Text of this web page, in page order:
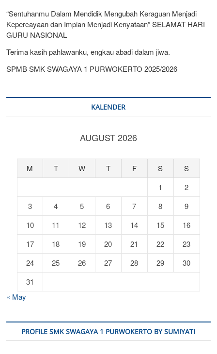
“Sentuhanmu Dalam Mendidik Mengubah Keraguan Menjadi
Kepercayaan dan Impian Menjadi Kenyataan” SELAMAT HARI
GURU NASIONAL
Terima kasih pahlawanku, engkau abadi dalam jiwa.
SPMB SMK SWAGAYA 1 PURWOKERTO 2025/2026
KALENDER
AUGUST 2026
M T W T F S
S
1
2
3
4 5 6 7 8
9
10
11 12 13 14 15
16
17
18 19 20 21 22
23
24
25 26 27 28 29
30
31
« May
PROFILE SMK SWAGAYA 1 PURWOKERTO BY SUMIYATI